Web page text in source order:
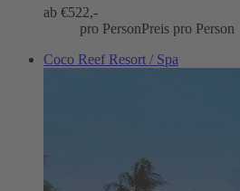
ab €522,-
pro PersonPreis pro Person
Coco Reef Resort / Spa